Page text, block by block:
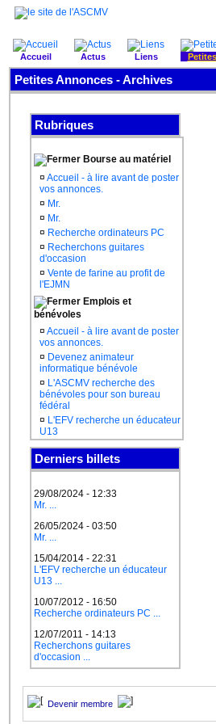
Accueil Actus Liens
Petites Annonces - Archives
Rubriques
Bourse au matériel
¤ Accueil - à lire avant de poster
vos annonces.
¤ Mr.
¤ Mr.
¤ Recherche ordinateurs PC
¤ Recherchons guitares
d'occasion
¤ Vente de farine au profit de
l'EJMN
Emplois et
bénévoles
¤ Accueil - à lire avant de poster
vos annonces.
¤ Devenez animateur
informatique bénévole
¤ L'ASCMV recherche des
bénévoles pour son bureau
fédéral
¤ L'EFV recherche un éducateur
U13
Derniers billets
29/08/2024 - 12:33
Mr. ...
26/05/2024 - 03:50
Mr. ...
15/04/2014 - 22:31
L'EFV recherche un éducateur
U13 ...
10/07/2012 - 16:50
Recherche ordinateurs PC ...
12/07/2011 - 14:13
Recherchons guitares
d'occasion ...
Devenir membre